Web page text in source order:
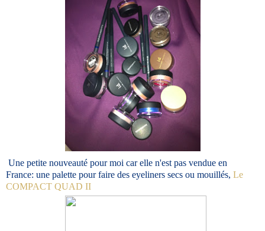
Une petite nouveauté pour moi car elle n'est pas vendue en
France: une palette pour faire des eyeliners secs ou mouillés, Le
COMPACT QUAD II